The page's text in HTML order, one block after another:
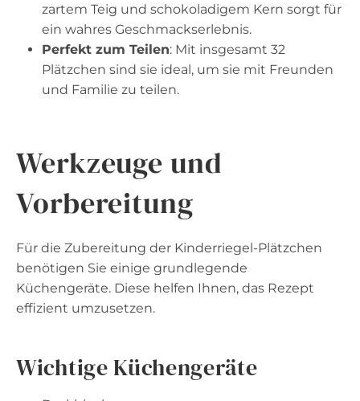
zartem Teig und schokoladigem Kern sorgt für
ein wahres Geschmackserlebnis.
Perfekt zum Teilen: Mit insgesamt 32
Plätzchen sind sie ideal, um sie mit Freunden
und Familie zu teilen.
Werkzeuge und
Vorbereitung
Für die Zubereitung der Kinderriegel-Plätzchen
benötigen Sie einige grundlegende
Küchengeräte. Diese helfen Ihnen, das Rezept
effizient umzusetzen.
Wichtige Küchengeräte